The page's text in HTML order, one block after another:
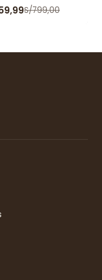
S/799,00